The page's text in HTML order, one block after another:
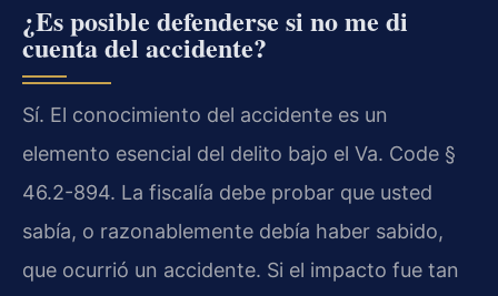
¿Es posible defenderse si no me di
cuenta del accidente?
Sí. El conocimiento del accidente es un
elemento esencial del delito bajo el Va. Code §
46.2-894. La fiscalía debe probar que usted
sabía, o razonablemente debía haber sabido,
que ocurrió un accidente. Si el impacto fue tan